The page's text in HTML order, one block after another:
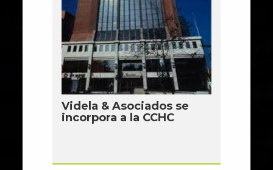
Videla & Asociados se
incorpora a la CCHC